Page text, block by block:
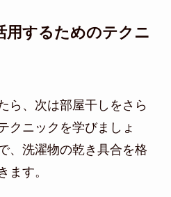
用するためのテクニ
ら、次は部屋干しをさら
クニックを学びましょ
、洗濯物の乾き具合を格
ます。